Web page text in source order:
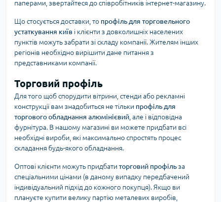
паперами, звертайтеся до співробітників інтернет-магазину.
Що стосується доставки, то профіль для торговельного
устаткування київ і клієнти з довколишніх населених
пунктів можуть забрати зі складу компанії. Жителям інших
регіонів необхідно вирішити дане питання з
представниками компанії.
Торговий профіль
Для того щоб спорудити вітрини, стенди або рекламні
конструкції вам знадобиться не тільки профіль для
торгового обладнання алюмінієвий , але і відповідна
фурнітура. В нашому магазині ви можете придбати всі
необхідні вироби, які максимально спростять процес
складання будь-якого обладнання.
Оптові клієнти можуть придбати торговий профільза
спеціальними цінами (в даному випадку передбачений
індивідуальний підхід до кожного покупця). Якщо ви
плануєте купити велику партію металевих виробів,